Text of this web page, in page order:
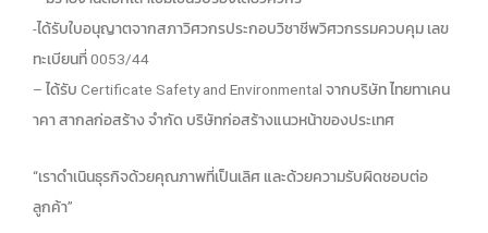
-ได้รับใบอนุญาตจากสภาวิศวกรประกอบวิชาชีพวิศวกรรมควบคุม เลข
ทะเบียนที่ 0053/44
– ได้รับ Certificate Safety and Environmental จากบริษัท ไทยทาเคน
าคา สากลก่อสร้าง จำกัด บริษัทก่อสร้างแนวหน้าของประเทศ
“เราดำเนินธุรกิจด้วยคุณภาพที่เป็นเลิศ และด้วยความรับผิดชอบต่อ
ลูกค้า”